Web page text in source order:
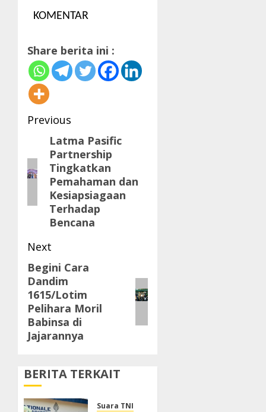
KOMENTAR
Share berita ini :
Post
navigation
Previous
Previous
post:
Latma Pasific
Partnership
Tingkatkan
Pemahaman dan
Kesiapsiagaan
Terhadap
Bencana
Next
Next
post:
Begini Cara
Dandim
1615/Lotim
Pelihara Moril
Babinsa di
Jajarannya
BERITA TERKAIT
Suara TNI